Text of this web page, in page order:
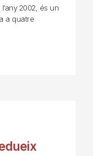
2002, és un
a quatre